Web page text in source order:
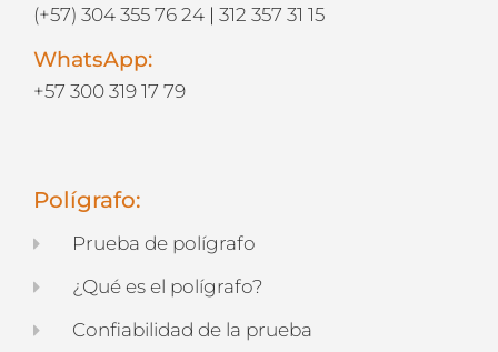
(+57) 304 355 76 24 | 312 357 31 15
WhatsApp:
+57 300 319 17 79
Polígrafo:
Prueba de polígrafo
¿Qué es el polígrafo?
Confiabilidad de la prueba